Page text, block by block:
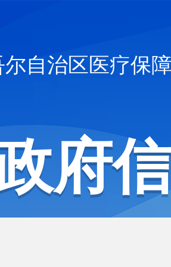
自治区医疗保
府